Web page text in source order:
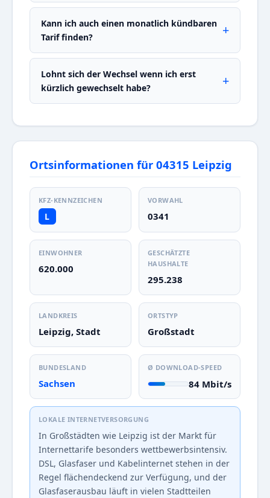
Kann ich auch einen monatlich kündbaren
Tarif finden?
Lohnt sich der Wechsel wenn ich erst
kürzlich gewechselt habe?
Ortsinformationen für 04315 Leipzig
KFZ-KENNZEICHEN
L
VORWAHL
0341
EINWOHNER
620.000
GESCHÄTZTE
HAUSHALTE
295.238
LANDKREIS
Leipzig, Stadt
ORTSTYP
Großstadt
BUNDESLAND
Sachsen
Ø DOWNLOAD-SPEED
84 Mbit/s
LOKALE INTERNETVERSORGUNG
In Großstädten wie Leipzig ist der Markt für
Internettarife besonders wettbewerbsintensiv.
DSL, Glasfaser und Kabelinternet stehen in der
Regel flächendeckend zur Verfügung, und der
Glasfaserausbau läuft in vielen Stadtteilen